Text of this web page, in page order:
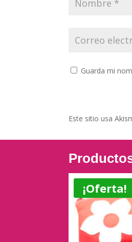
Guarda mi
Este sitio usa
¡Oferta!